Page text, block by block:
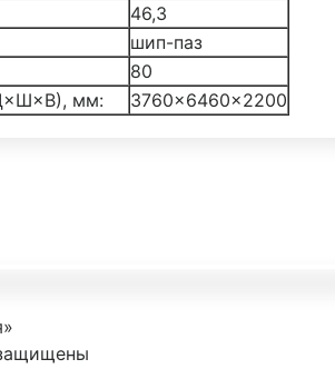
46,3
шип-паз
80
мм:
3760×6460×2200